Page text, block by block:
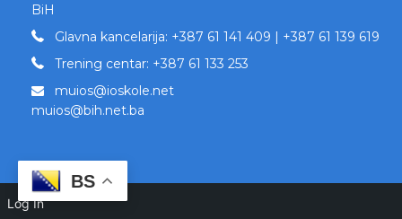
BiH
Glavna kancelarija: +387 61 141 409 | +387 61 139 619
Trening centar: +387 61 133 253
muios@ioskole.net
muios@bih.net.ba
BS
Log In